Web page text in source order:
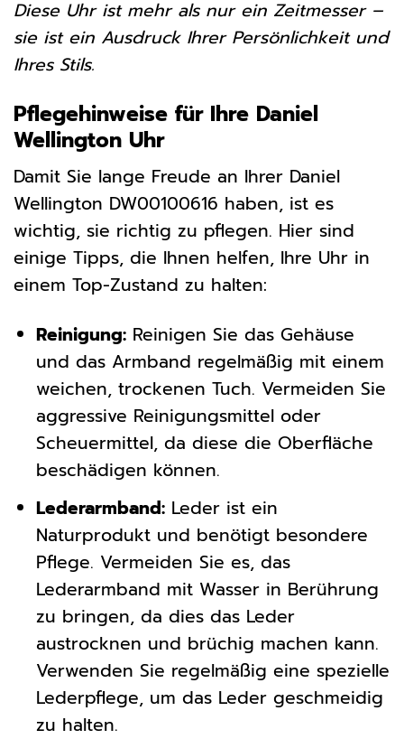
Diese Uhr ist mehr als nur ein Zeitmesser –
sie ist ein Ausdruck Ihrer Persönlichkeit und
Ihres Stils.
Pflegehinweise für Ihre Daniel
Wellington Uhr
Damit Sie lange Freude an Ihrer Daniel
Wellington DW00100616 haben, ist es
wichtig, sie richtig zu pflegen. Hier sind
einige Tipps, die Ihnen helfen, Ihre Uhr in
einem Top-Zustand zu halten:
Reinigung:Reinigen Sie das Gehäuse
und das Armband regelmäßig mit einem
weichen, trockenen Tuch. Vermeiden Sie
aggressive Reinigungsmittel oder
Scheuermittel, da diese die Oberfläche
beschädigen können.
Lederarmband:Leder ist ein
Naturprodukt und benötigt besondere
Pflege. Vermeiden Sie es, das
Lederarmband mit Wasser in Berührung
zu bringen, da dies das Leder
austrocknen und brüchig machen kann.
Verwenden Sie regelmäßig eine spezielle
Lederpflege, um das Leder geschmeidig
zu halten.